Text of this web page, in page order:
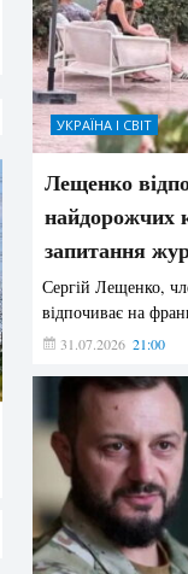
УКРАЇНА І СВІТ
Лещенко
найдорожчих
запитання
Сергій Лещенко,
відпочиває на
31.07.2026 21:00